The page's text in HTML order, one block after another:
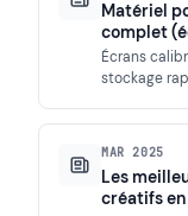
Matériel
complet
Écrans
stockage
MAR 2025
Les
créatifs